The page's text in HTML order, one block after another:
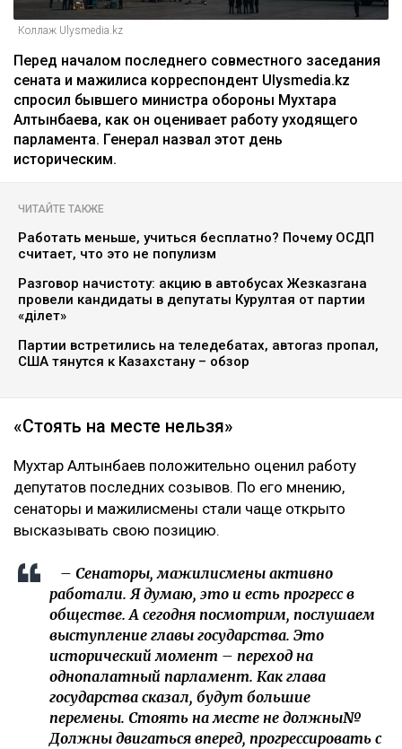
Коллаж Ulysmedia.kz
Перед началом последнего совместного заседания
сената и мажилиса корреспондент Ulysmedia.kz
спросил бывшего министра обороны Мухтара
Алтынбаева, как он оценивает работу уходящего
парламента. Генерал назвал этот день
историческим.
ЧИТАЙТЕ ТАКЖЕ
Работать меньше, учиться бесплатно? Почему ОСДП
считает, что это не популизм
Разговор начистоту: акцию в автобусах Жезказгана
провели кандидаты в депутаты Курултая от партии
«Әділет»
Партии встретились на теледебатах, автогаз пропал,
США тянутся к Казахстану – обзор
«Стоять на месте нельзя»
Мухтар Алтынбаев положительно оценил работу
депутатов последних созывов. По его мнению,
сенаторы и мажилисмены стали чаще открыто
высказывать свою позицию.
– Сенаторы, мажилисмены активно
работали. Я думаю, это и есть прогресс в
обществе. А сегодня посмотрим, послушаем
выступление главы государства. Это
исторический момент – переход на
однопалатный парламент. Как глава
государства сказал, будут большие
перемены. Стоять на месте не должны№
Должны двигаться вперед, прогрессировать с